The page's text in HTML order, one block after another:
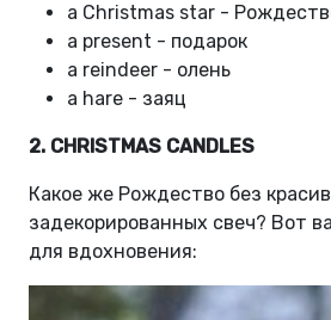
a Christmas star -
a present - подарок
а reindeer - олень
a hare - заяц
2. CHRISTMAS CANDLES
Какое же Рождество без
задекорированных свеч? Вот
для вдохновения: